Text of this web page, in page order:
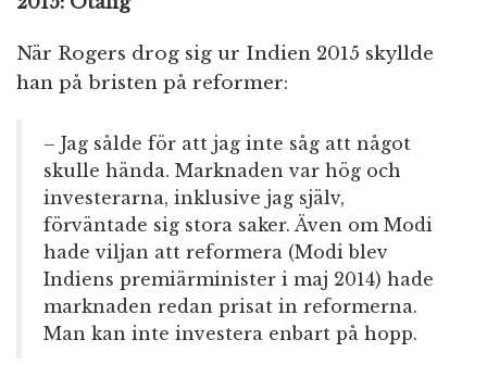
När Rogers drog sig ur Indien 2015 skyllde
han på bristen på reformer:
– Jag sålde för att jag inte såg att något
skulle hända. Marknaden var hög och
investerarna, inklusive jag själv,
förväntade sig stora saker. Även om Modi
hade viljan att reformera (Modi blev
Indiens premiärminister i maj 2014) hade
marknaden redan prisat in reformerna.
Man kan inte investera enbart på hopp.